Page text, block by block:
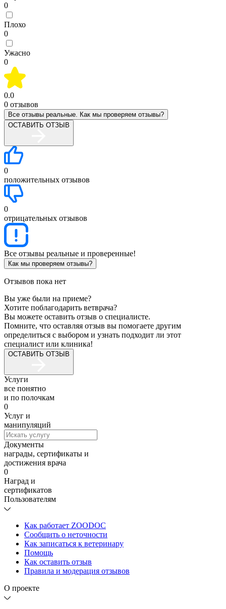
0
Плохо
0
Ужасно
0
0.0
0 отзывов
Все отзывы реальные. Как мы проверяем отзывы?
ОСТАВИТЬ ОТЗЫВ
0
положительных отзывов
0
отрицательных отзывов
Все отзывы реальные и проверенные!
Как мы проверяем отзывы?
Отзывов пока нет
Вы уже были на приеме?
Хотите поблагодарить ветврача?
Вы можете оставить отзыв о специалисте.
Помните, что оставляя отзыв вы помогаете другим
определиться с выбором и узнать подходит ли этот
специалист или клиника!
ОСТАВИТЬ ОТЗЫВ
Услуги
все понятно
и по полочкам
0
Услуг и
манипуляций
Документы
награды, сертификаты и
достижения врача
0
Наград и
сертификатов
Пользователям
Как работает ZOODOC
Сообщить о неточности
Как записаться к ветеринару
Помощь
Как оставить отзыв
Правила и модерация отзывов
О проекте